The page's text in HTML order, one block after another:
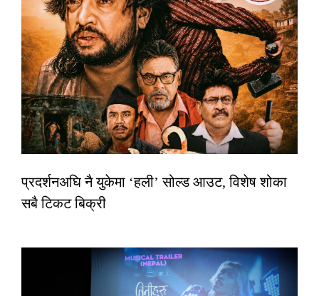
प्रदर्शनअघि नै युकेमा ‘हली’ सोल्ड आउट, विशेष शोका
सबै टिकट बिक्री